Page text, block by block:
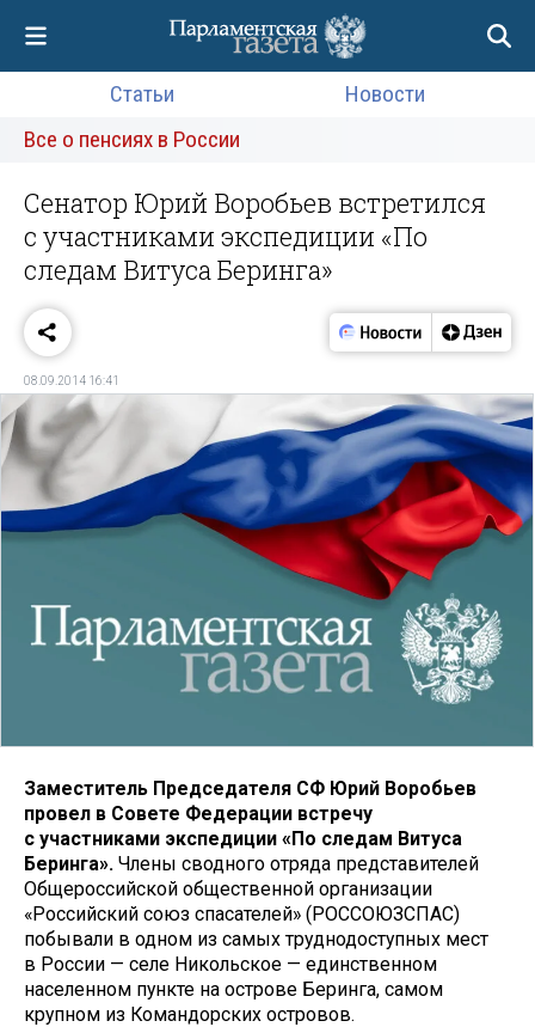
Статьи
Новости
Все о пенсиях в России
Сенатор Юрий Воробьев встретился
с участниками экспедиции «По
следам Витуса Беринга»
08.09.2014 16:41
Заместитель Председателя СФ Юрий Воробьев
провел в Совете Федерации встречу
с участниками экспедиции «По следам Витуса
Беринга». Члены сводного отряда представителей
Общероссийской общественной организации
«Российский союз спасателей» (РОССОЮЗСПАС)
побывали в одном из самых труднодоступных мест
в России — селе Никольское — единственном
населенном пункте на острове Беринга, самом
крупном из Командорских островов.